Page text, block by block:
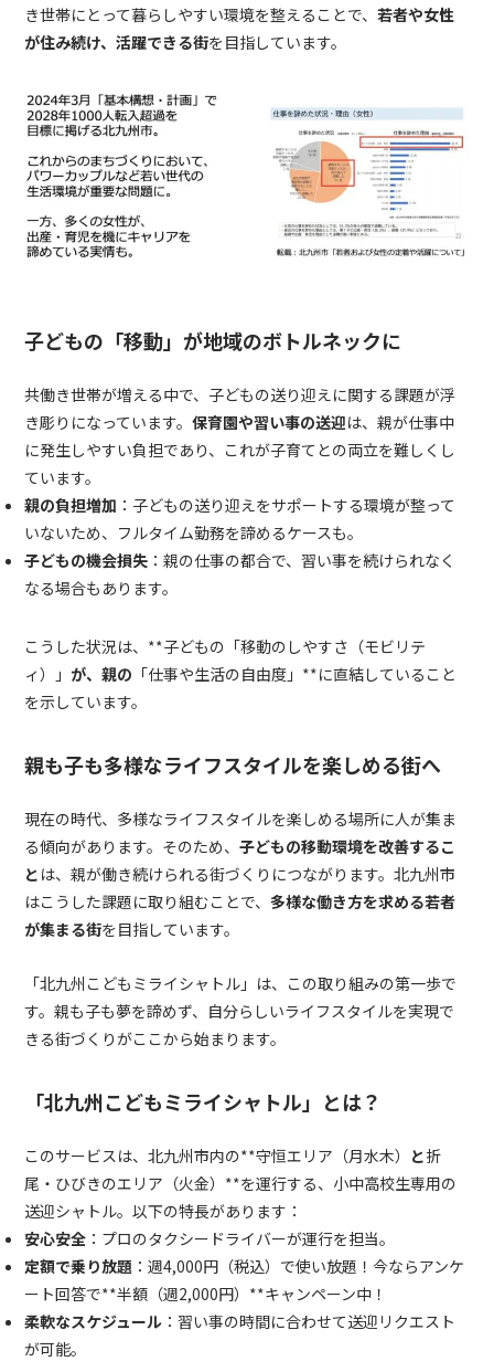
き世帯にとって暮らしやすい環境を整えることで、若者や女性
が住み続け、活躍できる街を目指しています。
子どもの「移動」が地域のボトルネックに
共働き世帯が増える中で、子どもの送り迎えに関する課題が浮
き彫りになっています。保育園や習い事の送迎は、親が仕事中
に発生しやすい負担であり、これが子育てとの両立を難しくし
ています。
親の負担増加 ：子どもの送り迎えをサポートする環境が整って
いないため、フルタイム勤務を諦めるケースも。
子どもの機会損失 ：親の仕事の都合で、習い事を続けられなく
なる場合もあります。
こうした状況は、**子どもの「移動のしやすさ（モビリテ
ィ）」 が、親の 「仕事や生活の自由度」**に直結していること
を示しています。
親も子も多様なライフスタイルを楽しめる街へ
現在の時代、多様なライフスタイルを楽しめる場所に人が集ま
る傾向があります。そのため、子どもの移動環境を改善するこ
と は、親が働き続けられる街づくりにつながります。北九州市
はこうした課題に取り組むことで、多様な働き方を求める若者
が集まる街を目指しています。
「北九州こどもミライシャトル」は、この取り組みの第一歩で
す。親も子も夢を諦めず、自分らしいライフスタイルを実現で
きる街づくりがここから始まります。
「北九州こどもミライシャトル」とは？
このサービスは、北九州市内の**守恒エリア（月水木） と折
尾・ひびきのエリア（火金）**を運行する、小中高校生専用の
送迎シャトル。以下の特長があります：
安心安全 ：プロのタクシードライバーが運行を担当。
定額で乗り放題 ：週4,000円（税込）で使い放題！今ならアンケ
ート回答で**半額（週2,000円）**キャンペーン中！
柔軟なスケジュール ：習い事の時間に合わせて送迎リクエスト
が可能。